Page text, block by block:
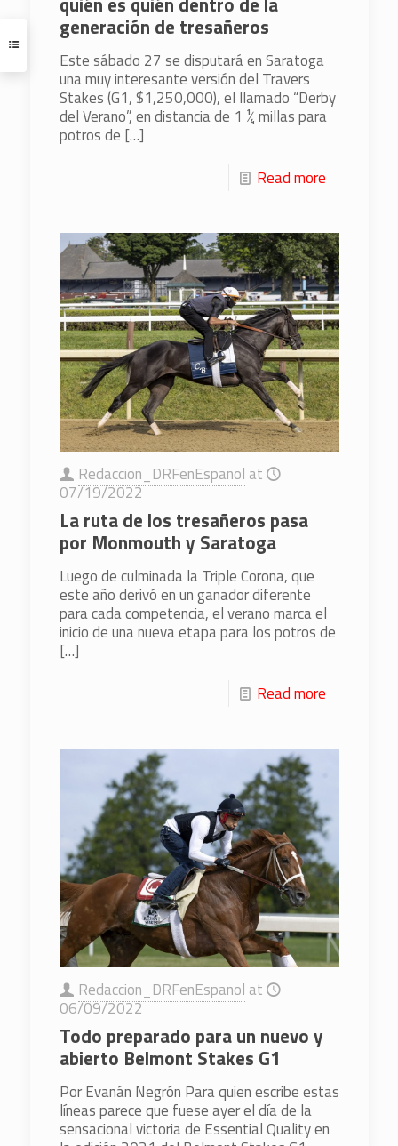
generación de tresañeros
Este sábado 27 se disputará en Saratoga
una muy interesante versión del Travers
Stakes (G1, $1,250,000), el llamado “Derby
del Verano”, en distancia de 1 ¼ millas para
potros de […]
Read more
Redaccion_DRFenEspanol at
07/19/2022
La ruta de los tresañeros pasa
por Monmouth y Saratoga
Luego de culminada la Triple Corona, que
este año derivó en un ganador diferente
para cada competencia, el verano marca el
inicio de una nueva etapa para los potros de
[…]
Read more
Redaccion_DRFenEspanol at
06/09/2022
Todo preparado para un nuevo y
abierto Belmont Stakes G1
Por Evanán Negrón Para quien escribe estas
líneas parece que fuese ayer el día de la
sensacional victoria de Essential Quality en